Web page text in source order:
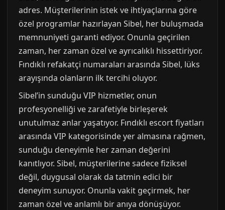
adres. Müşterilerinin istek ve ihtiyaçlarına göre
özel programlar hazırlayan Sibel, her buluşmada
memnuniyeti garanti ediyor. Onunla geçirilen
zaman, her zaman özel ve ayrıcalıklı hissettiriyor.
Fındıklı refakatçi numaraları arasında Sibel, lüks
arayışında olanların ilk tercihi oluyor.
Sibel’in sunduğu VIP hizmetler, onun
profesyonelliği ve zarafetiyle birleşerek
unutulmaz anlar yaşatıyor. Fındıklı escort fiyatları
arasında VIP kategorisinde yer almasına rağmen,
sunduğu deneyimle her zaman değerini
kanıtlıyor. Sibel, müşterilerine sadece fiziksel
değil, duygusal olarak da tatmin edici bir
deneyim sunuyor. Onunla vakit geçirmek, her
zaman özel ve anlamlı bir anıya dönüşüyor.